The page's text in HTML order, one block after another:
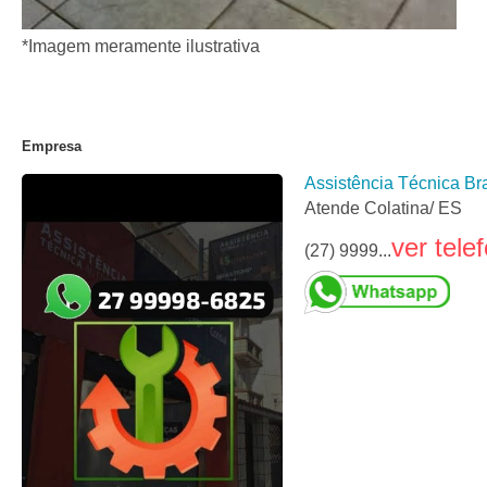
*Imagem meramente ilustrativa
Empresa
Assistência Técnica
Atende Colatina/ ES
(27) 9999...ver